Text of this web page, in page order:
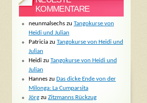
KOMMENTARE
neunmalsechszu Tangokurse von
Heidi und Julian
Patriciazu Tangokurse von Heidi und
Julian
Heidizu Tangokurse von Heidi und
Julian
Hanneszu Das dicke Ende von der
Milonga: La Cumparsita
Jörgzu Zitzmanns Rückzug